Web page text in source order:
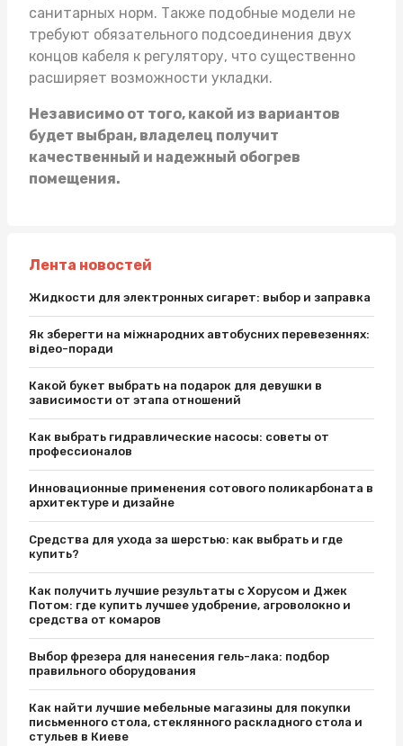
санитарных норм. Также подобные модели не
требуют обязательного подсоединения двух
концов кабеля к регулятору, что существенно
расширяет возможности укладки.
Независимо от того, какой из вариантов
будет выбран, владелец получит
качественный и надежный обогрев
помещения.
Лента новостей
Жидкости для электронных сигарет: выбор и заправка
Як зберегти на міжнародних автобусних перевезеннях:
відео-поради
Какой букет выбрать на подарок для девушки в
зависимости от этапа отношений
Как выбрать гидравлические насосы: советы от
профессионалов
Инновационные применения сотового поликарбоната в
архитектуре и дизайне
Средства для ухода за шерстью: как выбрать и где
купить?
Как получить лучшие результаты с Хорусом и Джек
Потом: где купить лучшее удобрение, агроволокно и
средства от комаров
Выбор фрезера для нанесения гель-лака: подбор
правильного оборудования
Как найти лучшие мебельные магазины для покупки
письменного стола, стеклянного раскладного стола и
стульев в Киеве